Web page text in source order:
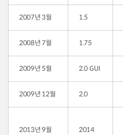
2007년 3월 1.5
2008년 7월 1.75
2009년 5월 2.0 GUI
2009년 12월 2.0
2013년 9월 2014